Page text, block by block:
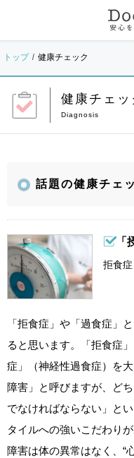
トップ 健康チェック
健康チェッ
話題の健康チェ
「
拒食
「拒食症」や「過食症」
ると思います。「拒食症
症」（神経性過食症）を
障害」と呼びますが、ど
でなければならない」と
タイルへの強いこだわり
障害は体の異常はなく、“